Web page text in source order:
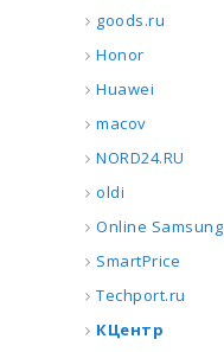
goods.ru
Honor
Huawei
macov
NORD24.RU
oldi
Online Samsung
SmartPrice
Techport.ru
КЦентр